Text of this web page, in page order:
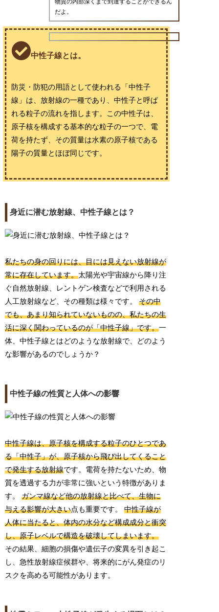
物質の内部深くまで到達することができるん
だよ。
中性子線とは。
防災・防犯の用語として使われる「中性子
線」は、放射線の一種であり、中性子と呼ば
れる粒子の流れを指します。この中性子は、
原子核を構成する基本的な粒子の一つで、電
荷を持たず、その質量は水素の原子核である
陽子の質量とほぼ同じです。
身近に潜む放射線、中性子線とは？
私たちの身の回りには、目には見えない放射線が
常に存在しています。太陽光や宇宙線から降り注
ぐ自然放射線、レントゲン検査などで利用される
人工放射線など、その種類は様々です。その中
でも、あまり知られていないものの、私たちの生
活に深く関わっているのが「中性子線」です。一
体、中性子線とはどのような放射線で、どのよう
な影響があるのでしょうか？
中性子線の性質と人体への影響
中性子線は、原子核を構成する粒子のひとつであ
る「中性子」が、原子核から飛び出してくること
で発生する放射線です。電荷を持たないため、物
質を透過する力が非常に強いという特徴がありま
す。ガンマ線など他の放射線と比べて、生物に
与える影響が大きい点も重要です。中性子線が
人体に当たると、体内の水分など構成成分と衝突
し、原子レベルで構造を破壊してしまいます。
その結果、細胞の損傷や遺伝子の変異を引き起こ
し、急性放射線症候群や、将来的にがん発症のリ
スクを高める可能性があります。